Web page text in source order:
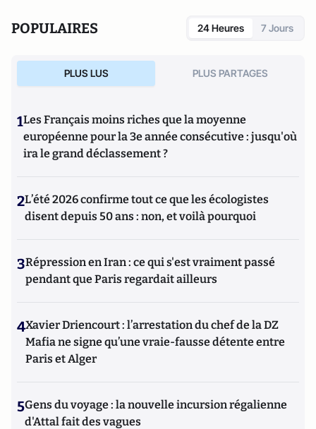
POPULAIRES 24 Heures 7 Jours
PLUS LUS PLUS PARTAGES
1Les Français moins riches que la moyenne
européenne pour la 3e année consécutive : jusqu'où
ira le grand déclassement ?
2L’été 2026 confirme tout ce que les écologistes
disent depuis 50 ans : non, et voilà pourquoi
3Répression en Iran : ce qui s'est vraiment passé
pendant que Paris regardait ailleurs
4Xavier Driencourt : l’arrestation du chef de la DZ
Mafia ne signe qu’une vraie-fausse détente entre
Paris et Alger
5Gens du voyage : la nouvelle incursion régalienne
d'Attal fait des vagues